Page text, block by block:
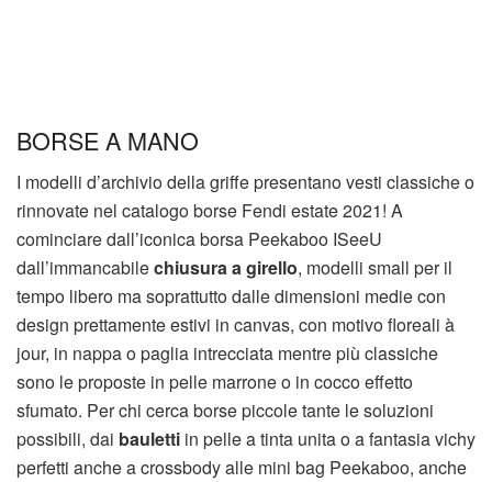
BORSE A MANO
I modelli d’archivio della griffe presentano vesti classiche o
rinnovate nel catalogo borse Fendi estate 2021! A
cominciare dall’iconica borsa Peekaboo ISeeU
dall’immancabilechiusura a girello, modelli small per il
tempo libero ma soprattutto dalle dimensioni medie con
design prettamente estivi in canvas, con motivo floreali à
jour, in nappa o paglia intrecciata mentre più classiche
sono le proposte in pelle marrone o in cocco effetto
sfumato. Per chi cerca borse piccole tante le soluzioni
possibili, dai bauletti in pelle a tinta unita o a fantasia vichy
perfetti anche a crossbody alle mini bag Peekaboo, anche